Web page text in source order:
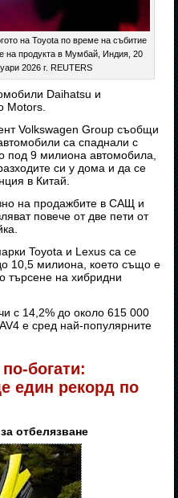
на Toyota по време на събитие
на продукта в Мумбай, Индия, 20
2026 г. REUTERS
Daihatsu и
Motors.
Volkswagen Group съобщи
са спаднали с
под 9 милиона автомобила,
си у дома и да се
в Китай.
на продажбите в САЩ и
повече от две пети от
Toyota и Lexus са се
10,5 милиона, което също е
търсене на хибридни
с 14,2% до около 615 000
е сред най-популярните
богати:
един рекорд по
отбелязване